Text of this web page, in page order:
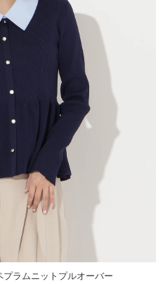
プラムニットプルオーバー